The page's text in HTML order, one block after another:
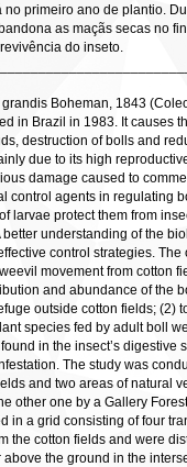
primeiro ano de plantio.
as maçãs secas no
do inseto.
Boheman, 1843
in Brazil in 1983. It causes
destruction of bolls and
due to its high
damage caused to
control agents in regulating
larvae protect them from
better understanding of the
control strategies.
movement from cotton
and abundance of the
outside cotton fields; (2)
species fed by adult boll
in the insect’s digestive
The study was
and two areas of natural
other one by a Gallery
in a grid consisting of four
the cotton fields and were
the ground in the